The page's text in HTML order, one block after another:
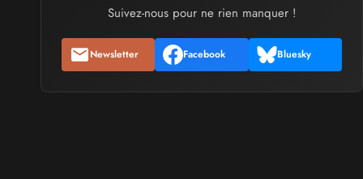
Suivez-nous pour ne rien manquer !
Newsletter Facebook Bluesky